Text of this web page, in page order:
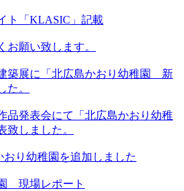
ト「KLASIC」記載
お願い致します。
築展に「北広島かおり幼稚園 新
た。
品発表会にて「北広島かおり幼稚
しました。
おり幼稚園を追加しました
現場レポート